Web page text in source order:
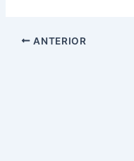
ANTERIOR